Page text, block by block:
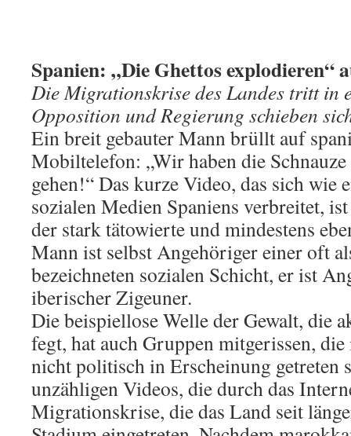
Spanien: „Die Ghettos explodieren“
Die Migrationskrise des Landes tritt in
Opposition und Regierung schieben
Ein breit gebauter Mann brüllt auf
Mobiltelefon: „Wir haben die
gehen!“ Das kurze Video, das sich wie
sozialen Medien Spaniens verbreitet,
der stark tätowierte und mindestens
Mann ist selbst Angehöriger einer oft
bezeichneten sozialen Schicht, er ist
iberischer Zigeuner.
Die beispiellose Welle der Gewalt, die
fegt, hat auch Gruppen mitgerissen,
nicht politisch in Erscheinung getreten
unzähligen Videos, die durch das
Migrationskrise, die das Land seit